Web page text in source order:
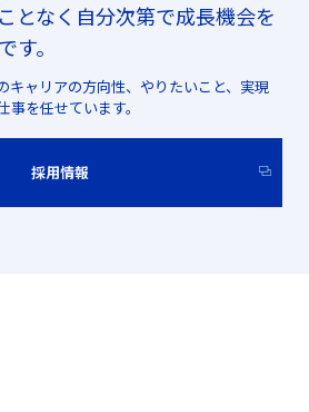
となく自分次第で成長機会を
す。
キャリアの方向性、やりたいこと、実現
を任せています。
採用情報